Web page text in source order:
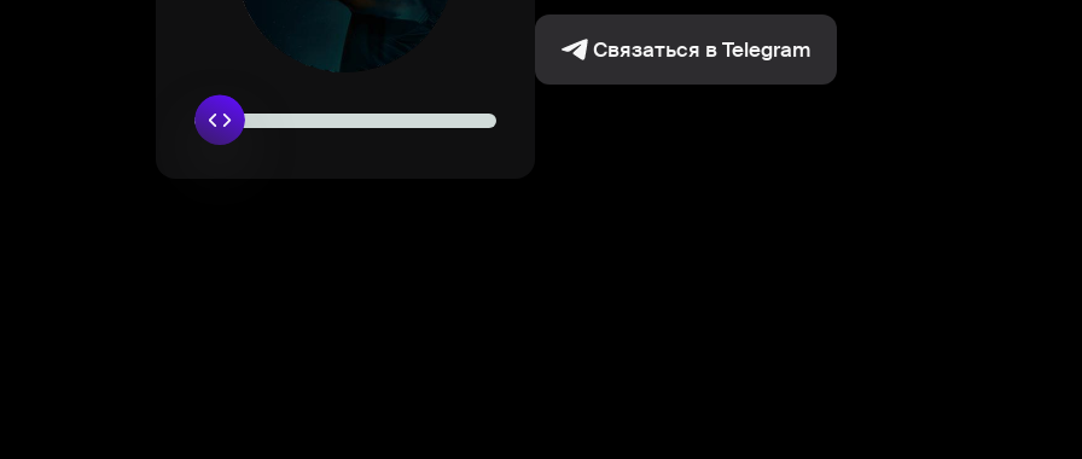
Связаться в Telegram